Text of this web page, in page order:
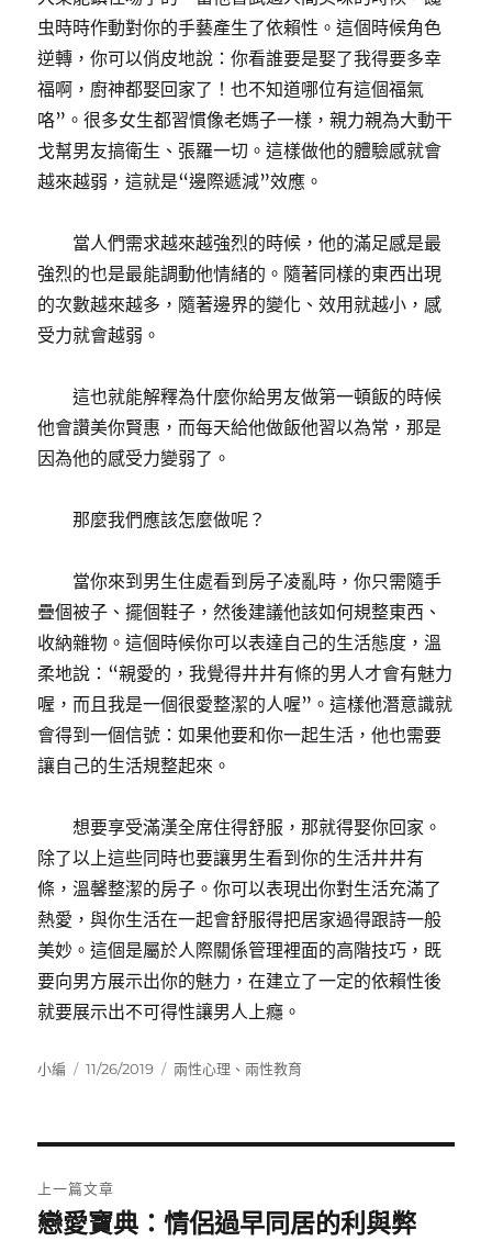
虫時時作動對你的手藝產生了依賴性。這個時候角色
逆轉，你可以俏皮地說：你看誰要是娶了我得要多幸
福啊，廚神都娶回家了！也不知道哪位有這個福氣
咯”。很多女生都習慣像老媽子一樣，親力親為大動干
戈幫男友搞衛生、張羅一切。這樣做他的體驗感就會
越來越弱，這就是“邊際遞減”效應。
當人們需求越來越強烈的時候，他的滿足感是最
強烈的也是最能調動他情緒的。隨著同樣的東西出現
的次數越來越多，隨著邊界的變化、效用就越小，感
受力就會越弱。
這也就能解釋為什麼你給男友做第一頓飯的時候
他會讚美你賢惠，而每天給他做飯他習以為常，那是
因為他的感受力變弱了。
那麼我們應該怎麼做呢？
當你來到男生住處看到房子凌亂時，你只需隨手
疊個被子、擺個鞋子，然後建議他該如何規整東西、
收納雜物。這個時候你可以表達自己的生活態度，溫
柔地說：“親愛的，我覺得井井有條的男人才會有魅力
喔，而且我是一個很愛整潔的人喔”。這樣他潛意識就
會得到一個信號：如果他要和你一起生活，他也需要
讓自己的生活規整起來。
想要享受滿漢全席住得舒服，那就得娶你回家。
除了以上這些同時也要讓男生看到你的生活井井有
條，溫馨整潔的房子。你可以表現出你對生活充滿了
熱愛，與你生活在一起會舒服得把居家過得跟詩一般
美妙。這個是屬於人際關係管理裡面的高階技巧，既
要向男方展示出你的魅力，在建立了一定的依賴性後
就要展示出不可得性讓男人上癮。
作
小編
發
11/26/2019
分
兩性心理 、 兩性教育
章
上一篇文章
上
戀愛寶典：情侶過早同居的利與弊